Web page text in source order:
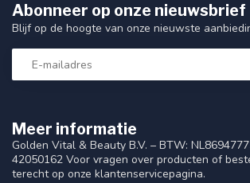
Meer informatie
Golden Vital & Beauty B.V. – BTW:
42050162 Voor vragen over producten of
terecht op onze klantenservicepagina.
Abonneer op onze nieuwsbrief
Blijf op de hoogte van onze nieuwste